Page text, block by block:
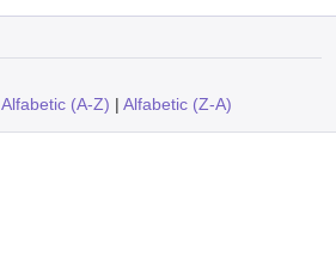
Alfabetic (A-Z) | Alfabetic (Z-A)